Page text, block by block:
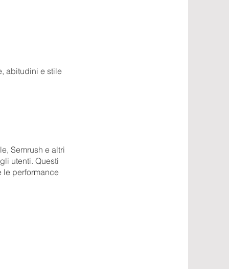
abitudini e stile
Semrush e altri
utenti. Questi
le performance